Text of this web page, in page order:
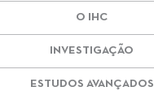
O IHC
INVESTIGAÇÃO
ESTUDOS AVANÇADOS